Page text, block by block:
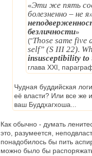
«Эти же пять
болезненно – не
безличности»
("Those same
self” (S III 22).
insusceptibility to
глава XXI,
Чудная буддийская
её власти? Или все же
ваш Буддхагхоша...
Как обычно - думать
это, разумеется,
понадобилось бы пить
можно было бы